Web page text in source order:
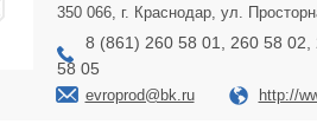
350 066, г. Краснодар, ул.
8 (861) 260 58 01, 260 58
58 05
evroprod@bk.ru http://